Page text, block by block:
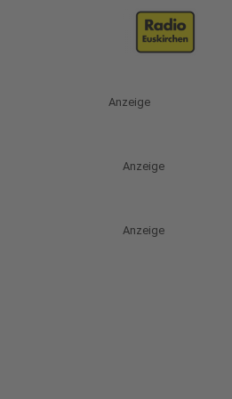
Anzeige
Anzeige
Anzeige